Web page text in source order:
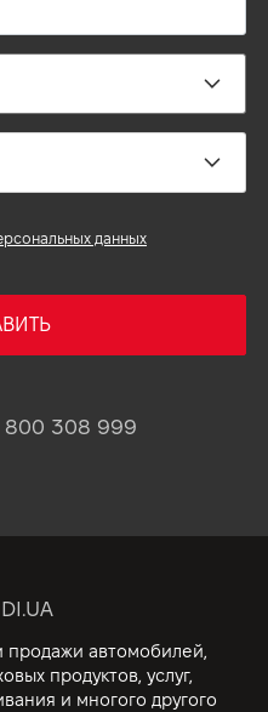
данных
800 308 999
продажи автомобилей,
продуктов, услуг,
и многого другого